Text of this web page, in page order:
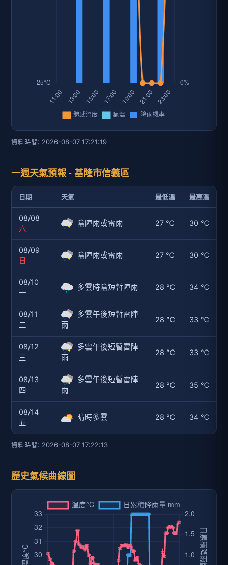
資料時間: 2026-08-07 17:21:19
一週天氣預報 - 基隆市信義區
日期 天氣 最低溫 最高溫
08/08
六
陰陣雨或雷雨 27 ℃ 30 ℃
08/09
日
陰陣雨或雷雨 27 ℃ 30 ℃
08/10
一
多雲時陰短暫陣雨 28 ℃ 34 ℃
08/11
二
多雲午後短暫雷陣
雨
28 ℃ 33 ℃
08/12
三
多雲午後短暫雷陣
雨
28 ℃ 33 ℃
08/13
四
多雲午後短暫雷陣
雨
28 ℃ 35 ℃
08/14
五
晴時多雲 28 ℃ 34 ℃
資料時間: 2026-08-07 17:22:13
歷史氣候曲線圖